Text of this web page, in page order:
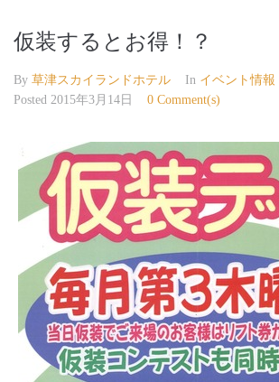
仮装するとお得！？
By 草津スカイランドホテル In イベント情報
Posted 2015年3月14日 0 Comment(s)